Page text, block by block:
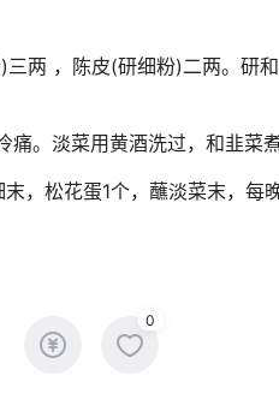
两 ，陈皮(研细粉)二两。研和
。淡菜用黄酒洗过，和韭菜煮
松花蛋1个，蘸淡菜末，每
0